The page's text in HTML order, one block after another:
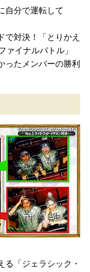
自分で運転して
で対決！「とりかえ
ァイナルバトル」
ったメンバーの勝利
る「ジェラシック・